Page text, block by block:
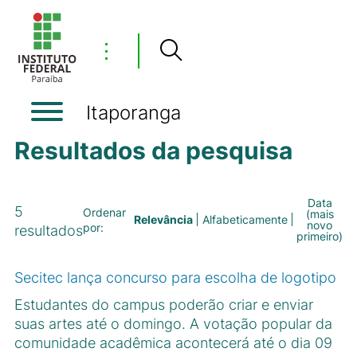
⋮
Itaporanga
Resultados da pesquisa
5
resultados
Ordenar
por:
Relevância Alfabeticamente
Data
(mais
novo
primeiro)
Secitec lança concurso para escolha de logotipo
Estudantes do campus poderão criar e enviar
suas artes até o domingo. A votação popular da
comunidade acadêmica acontecerá até o dia 09